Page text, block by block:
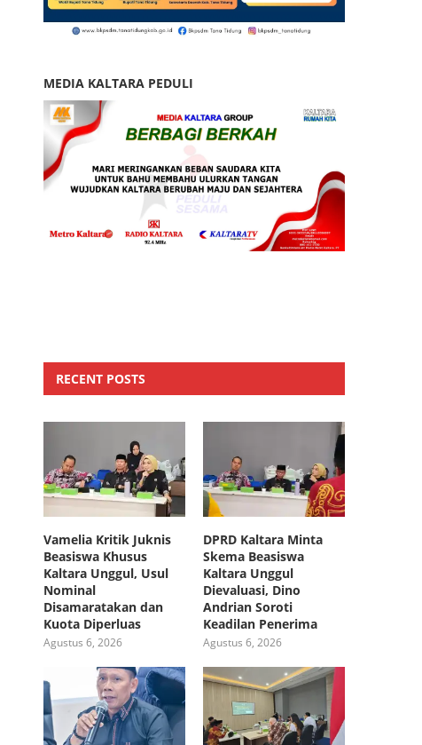
MEDIA KALTARA PEDULI
RECENT POSTS
Vamelia Kritik Juknis
Beasiswa Khusus
Kaltara Unggul, Usul
Nominal
Disamaratakan dan
Kuota Diperluas
Agustus 6, 2026
DPRD Kaltara Minta
Skema Beasiswa
Kaltara Unggul
Dievaluasi, Dino
Andrian Soroti
Keadilan Penerima
Agustus 6, 2026